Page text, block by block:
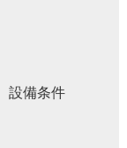
設備条件